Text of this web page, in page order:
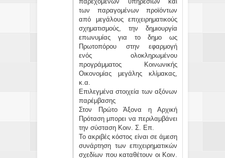
των παραγομένων προϊόντων
από μεγάλους επιχειρηματικούς
σχηματισμούς, την δημιουργία
επωνυμίας για το δημο ως
Πρωτοπόρου στην εφαρμογή
ενός ολοκληρωμένου
προγράμματος Κοινωνικής
Οικονομίας μεγάλης κλίμακας,
κ.α.
Επιλεγμένα στοιχεία των αξόνων
παρέμβασης
Στον Πρώτο Άξονα η Αρχική
Πρόταση μπορει να περιλαμβάνει
την σύσταση Κοιν. Σ. Επ.
Το ακριβές κόστος είναι σε άμεση
συνάρτηση των επιχειρηματικών
σχεδίων που καταθέτουν οι Κοιν.